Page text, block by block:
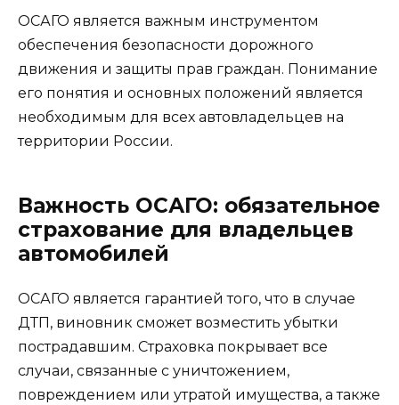
ОСАГО является важным инструментом
обеспечения безопасности дорожного
движения и защиты прав граждан. Понимание
его понятия и основных положений является
необходимым для всех автовладельцев на
территории России.
Важность ОСАГО: обязательное
страхование для владельцев
автомобилей
ОСАГО является гарантией того, что в случае
ДТП, виновник сможет возместить убытки
пострадавшим. Страховка покрывает все
случаи, связанные с уничтожением,
повреждением или утратой имущества, а также